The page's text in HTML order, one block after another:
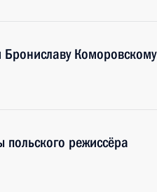
Коморовскому
режиссёра